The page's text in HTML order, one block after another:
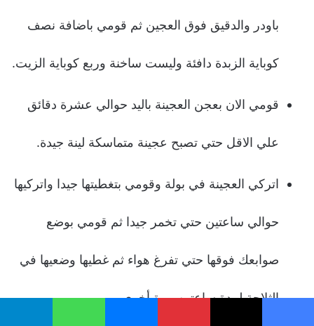
باودر والدقيق فوق العجين ثم قومي باضافة نصف
كوباية الزبدة دافئة وليست ساخنة وربع كوباية الزيت.
قومي الان بعجن العجينة باليد حوالي عشرة دقائق
علي الاقل حتي تصبح عجينة متماسكة لينة جيدة.
اتركي العجينة في بولة وقومي بتغطيتها جيدا واتركيها
حوالي ساعتين حتي تخمر جيدا ثم قومي بوضع
صوابعك فوقها حتي تفرغ هواء ثم غطيها وضعيها في
الثلاجة لمدة ساعتين مرة أخري.